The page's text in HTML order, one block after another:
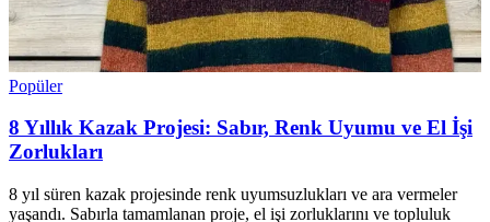
Popüler
8 Yıllık Kazak Projesi: Sabır, Renk Uyumu ve El İşi
Zorlukları
8 yıl süren kazak projesinde renk uyumsuzlukları ve ara vermeler
yaşandı. Sabırla tamamlanan proje, el işi zorluklarını ve topluluk